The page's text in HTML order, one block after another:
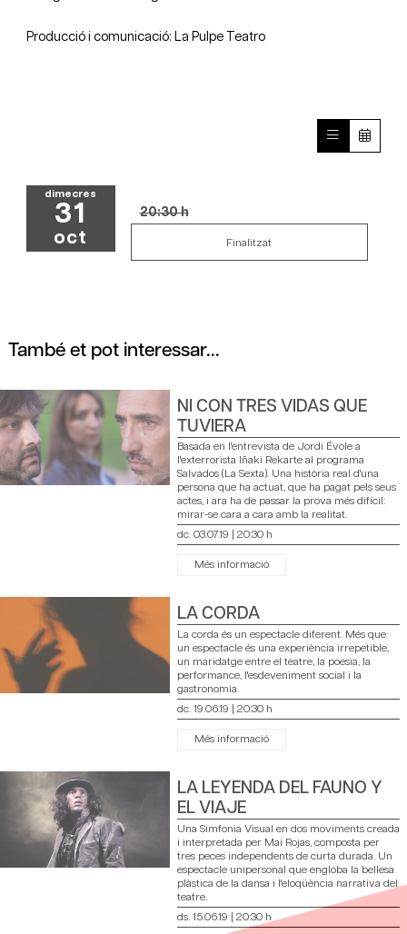
Producció i comunicació: La Pulpe Teatro
dimecres
31
oct
20:30 h
Finalitzat
També et pot interessar...
NI CON TRES VIDAS QUE
TUVIERA
Basada en l'entrevista de Jordi Évole a
l'exterrorista Iñaki Rekarte al programa
Salvados (La Sexta). Una història real d'una
persona que ha actuat, que ha pagat pels seus
actes, i ara ha de passar la prova més difícil:
mirar-se cara a cara amb la realitat.
dc. 03.07.19
20:30 h
Més informació
LA CORDA
La corda és un espectacle diferent. Més que
un espectacle és una experiència irrepetible,
un maridatge entre el teatre, la poesia, la
performance, l'esdeveniment social i la
gastronomia.
dc. 19.06.19
20:30 h
Més informació
LA LEYENDA DEL FAUNO Y
EL VIAJE
Una Simfonia Visual en dos moviments creada
i interpretada per Mai Rojas, composta per
tres peces independents de curta durada. Un
espectacle unipersonal que engloba la bellesa
plàstica de la dansa i l'eloqüència narrativa del
teatre.
ds. 15.06.19
20:30 h